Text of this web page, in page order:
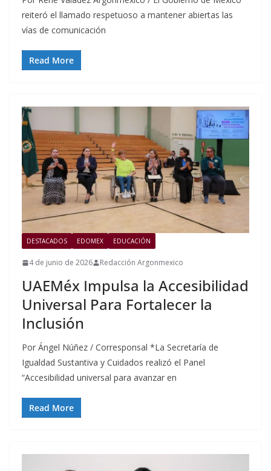
reiteró el llamado respetuoso a mantener abiertas las
vías de comunicación
Read More
DESTACADOS EDOMEX EDUCACIÓN
4 de junio de 2026 Redacción Argonmexico
UAEMéx Impulsa la Accesibilidad
Universal Para Fortalecer la
Inclusión
Por Ángel Núñez / Corresponsal *La Secretaría de
Igualdad Sustantiva y Cuidados realizó el Panel
“Accesibilidad universal para avanzar en
Read More